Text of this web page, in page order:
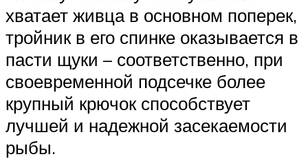
хватает живца в основном поперек,
тройник в его спинке оказывается в
пасти щуки – соответственно, при
своевременной подсечке более
крупный крючок способствует
лучшей и надежной засекаемости
рыбы.